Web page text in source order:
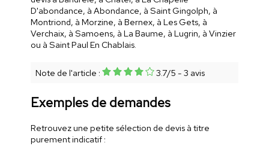
D'abondance, à Abondance, à Saint Gingolph, à
Montriond, à Morzine, à Bernex, à Les Gets, à
Verchaix, à Samoens, à La Baume, à Lugrin, à Vinzier
ou à Saint Paul En Chablais.
Note de l'article : 3.7/5 - 3 avis
Exemples de demandes
Retrouvez une petite sélection de devis à titre
purement indicatif :